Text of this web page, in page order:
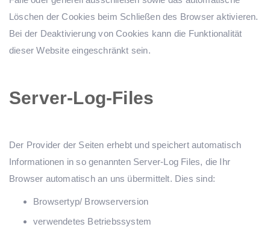
Löschen der Cookies beim Schließen des Browser aktivieren.
Bei der Deaktivierung von Cookies kann die Funktionalität
dieser Website eingeschränkt sein.
Server-Log-Files
Der Provider der Seiten erhebt und speichert automatisch
Informationen in so genannten Server-Log Files, die Ihr
Browser automatisch an uns übermittelt. Dies sind:
Browsertyp/ Browserversion
verwendetes Betriebssystem